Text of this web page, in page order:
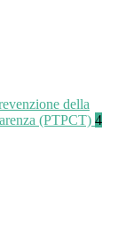
della
(PTPCT) 4